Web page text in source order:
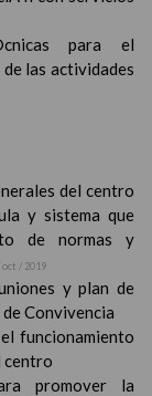
para el
las actividades
del centro
y sistema que
de normas y
oct / 2019
y plan de
de Convivencia
funcionamiento
centro
promover la